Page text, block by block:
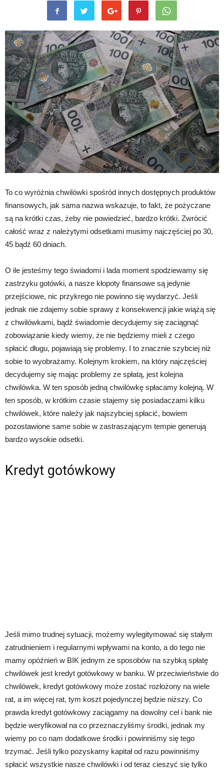
To co wyróżnia chwilówki spośród innych dostępnych produktów
finansowych, jak sama nazwa wskazuje, to fakt, że pożyczane
są na krótki czas, żeby nie powiedzieć, bardzo krótki. Zwrócić
całość wraz z należytymi odsetkami musimy najczęściej po 30,
45 bądź 60 dniach.
O ile jesteśmy tego świadomi i lada moment spodziewamy się
zastrzyku gotówki, a nasze kłopoty finansowe są jedynie
przejściowe, nic przykrego nie powinno się wydarzyć. Jeśli
jednak nie zdajemy sobie sprawy z konsekwencji jakie wiążą się
z chwilówkami, bądź świadomie decydujemy się zaciągnąć
zobowiązanie kiedy wiemy, że nie będziemy mieli z czego
spłacić długu, pojawiają się problemy. I to znacznie szybciej niż
sobie to wyobrażamy. Kolejnym krokiem, na który najczęściej
decydujemy się mając problemy ze spłatą, jest kolejna
chwilówka. W ten sposób jedną chwilówkę spłacamy kolejną. W
ten sposób, w krótkim czasie stajemy się posiadaczami kilku
chwilówek, które należy jak najszybciej spłacić, bowiem
pozostawione same sobie w zastraszającym tempie generują
bardzo wysokie odsetki.
Kredyt gotówkowy
Jeśli mimo trudnej sytuacji, możemy wylegitymować się stałym
zatrudnieniem i regularnymi wpływami na konto, a do tego nie
mamy opóźnień w BIK jednym ze sposobów na szybką spłatę
chwilówek jest kredyt gotówkowy w banku. W przeciwieństwie do
chwilówek, kredyt gotówkowy może zostać rozłożony na wiele
rat, a im więcej rat, tym koszt pojedynczej będzie niższy. Co
prawda kredyt gotówkowy zaciągamy na dowolny cel i bank nie
będzie weryfikował na co przeznaczyliśmy środki, jednak my
wiemy po co nam dodatkowe środki i powinniśmy się tego
trzymać. Jeśli tylko pozyskamy kapitał od razu powinniśmy
spłacić wszystkie nasze chwilówki i od teraz cieszyć się tylko